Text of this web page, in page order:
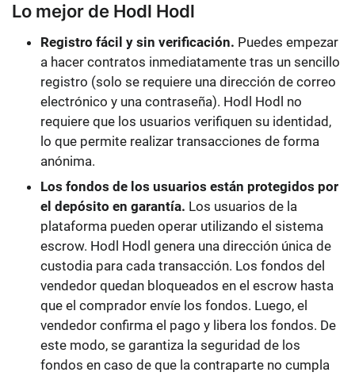
Lo mejor de Hodl Hodl
Registro fácil y sin verificación. Puedes empezar
a hacer contratos inmediatamente tras un sencillo
registro (solo se requiere una dirección de correo
electrónico y una contraseña). Hodl Hodl no
requiere que los usuarios verifiquen su identidad,
lo que permite realizar transacciones de forma
anónima.
Los fondos de los usuarios están protegidos por
el depósito en garantía. Los usuarios de la
plataforma pueden operar utilizando el sistema
escrow. Hodl Hodl genera una dirección única de
custodia para cada transacción. Los fondos del
vendedor quedan bloqueados en el escrow hasta
que el comprador envíe los fondos. Luego, el
vendedor confirma el pago y libera los fondos. De
este modo, se garantiza la seguridad de los
fondos en caso de que la contraparte no cumpla